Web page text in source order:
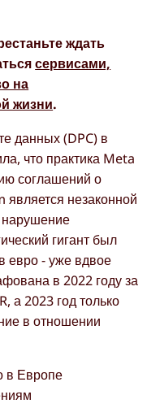
ждать
сервисами,
на
жизни.
данных (DPC) в
что практика Meta
соглашений о
незаконной
нарушение
гигант был
евро - уже вдвое
в 2022 году за
а 2023 год только
в отношении
в Европе